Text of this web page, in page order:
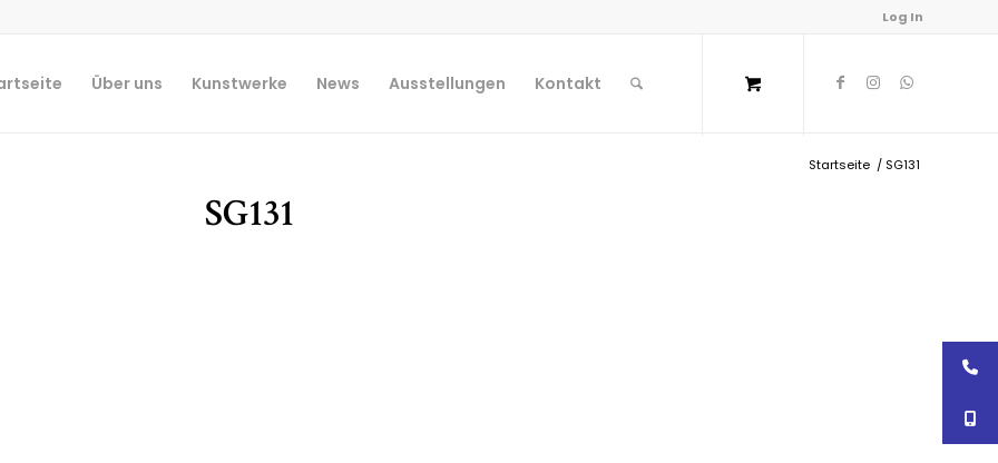
Log In
Über uns Kunstwerke News Ausstellungen Kontakt
Startseite / SG131
SG131